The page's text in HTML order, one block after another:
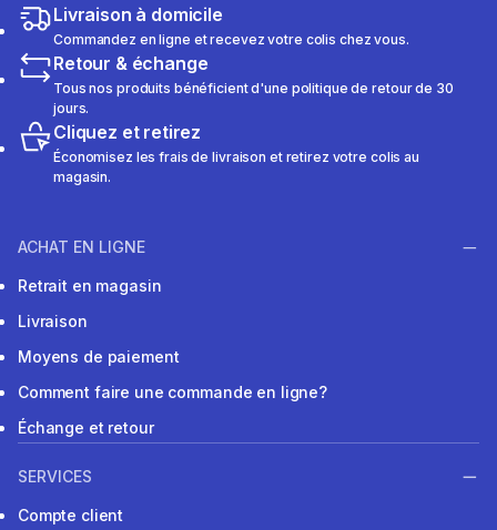
Livraison à domicile
Commandez en ligne et recevez votre colis chez vous.
Retour & échange
Tous nos produits bénéficient d'une politique de retour de 30
jours.
Cliquez et retirez
Économisez les frais de livraison et retirez votre colis au
magasin.
ACHAT EN LIGNE
Retrait en magasin
Livraison
Moyens de paiement
Comment faire une commande en ligne?
Échange et retour
SERVICES
Compte client